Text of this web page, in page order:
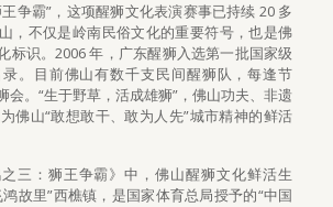
争霸”，这项醒狮文化表演赛事已持续 20 多
，不仅是岭南民俗文化的重要符号，也是佛
标识。2006 年，广东醒狮入选第一批国家级
。目前佛山有数千支民间醒狮队，每逢节
会。“生于野草，活成雄狮”，佛山功夫、非遗
佛山“敢想敢干、敢为人先”城市精神的鲜活
三：狮王争霸》中，佛山醒狮文化鲜活生
故里”西樵镇，是国家体育总局授予的“中国